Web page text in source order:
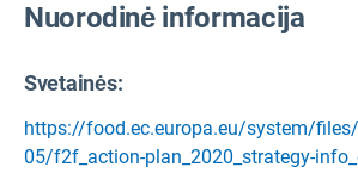
Nuorodinė informacija
Svetainės:
https://food.ec.europa.eu/system/
05/f2f_action-plan_2020_strategy-